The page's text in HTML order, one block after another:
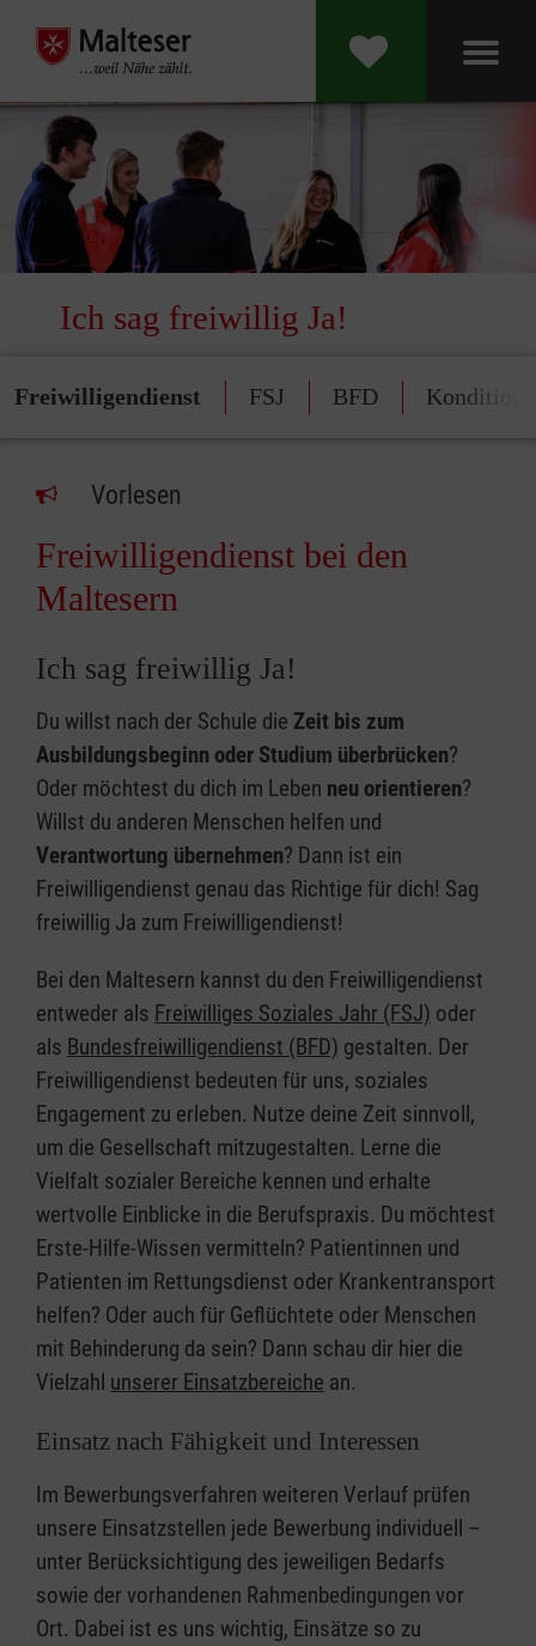
Ich sag freiwillig Ja!
Freiwilligendienst FSJ BFD
Vorlesen
Freiwilligendienst bei den
Maltesern
Ich sag freiwillig Ja!
Du willst nach der Schule die Zeit bis zum
Ausbildungsbeginn oder Studium überbrücken?
Oder möchtest du dich im Leben neu orientieren?
Willst du anderen Menschen helfen und
Verantwortung übernehmen? Dann ist ein
Freiwilligendienst genau das Richtige für dich! Sag
freiwillig Ja zum Freiwilligendienst!
Bei den Maltesern kannst du den Freiwilligendienst
entweder als Freiwilliges Soziales Jahr (FSJ) oder
als Bundesfreiwilligendienst (BFD) gestalten. Der
Freiwilligendienst bedeuten für uns, soziales
Engagement zu erleben. Nutze deine Zeit sinnvoll,
um die Gesellschaft mitzugestalten. Lerne die
Vielfalt sozialer Bereiche kennen und erhalte
wertvolle Einblicke in die Berufspraxis. Du möchtest
Erste-Hilfe-Wissen vermitteln? Patientinnen und
Patienten im Rettungsdienst oder Krankentransport
helfen? Oder auch für Geflüchtete oder Menschen
mit Behinderung da sein? Dann schau dir hier die
Vielzahl unserer Einsatzbereiche an.
Einsatz nach Fähigkeit und Interessen
Im Bewerbungsverfahren weiteren Verlauf prüfen
unsere Einsatzstellen jede Bewerbung individuell –
unter Berücksichtigung des jeweiligen Bedarfs
sowie der vorhandenen Rahmenbedingungen vor
Ort. Dabei ist es uns wichtig, Einsätze so zu